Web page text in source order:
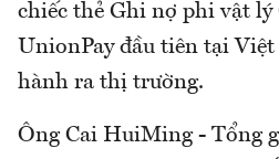
chiếc thẻ Ghi nợ phi vật lý
UnionPay đầu tiên tại
hành ra thị trường.
Ông Cai HuiMing - Tổng